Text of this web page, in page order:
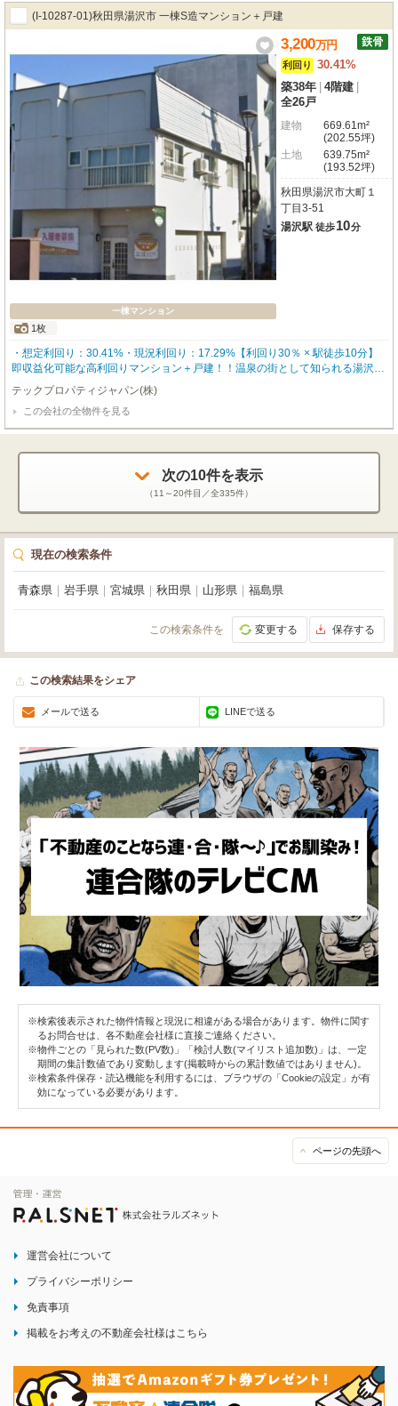
分のため、長距離移動もスムーズです！また、郡山東ＩＣへも車で１５分のた
め、車利用の方も安心です◎JR磐越西線と新幹線の2沿線利用可能。周辺は生
活利便施設が点在し、郡山市中心部へのアクセスも良好。富久山町は住宅地と
しての需要も根強く、賃貸需要の取り込みが期待できる立地です。
(I-10287-01)秋田県湯沢市 一棟S造マンション＋戸建
一棟マンション
1枚
3,200万円
利回り
30.41%
築38年 4階建
全26戸
建物
669.61m²
(202.55坪)
土地
639.75m²
(193.52坪)
秋田県湯沢市大町１
丁目3-51
湯沢駅 徒歩10分
・想定利回り：30.41%・現況利回り：17.29%【利回り30％ × 駅徒歩10分】
即収益化可能な高利回りマンション＋戸建！！温泉の街として知られる湯沢市
中心部に位置する物件のご紹介です！「湯沢」駅徒歩１０分という利便性に加
え、スーパー・コンビニ・飲食店・医療機関が徒歩１０分圏内に集約された、
生活インフラの整った立地です！本物件の最大の魅力は、表面利回り30.41％
というインパクトのある収益性。さらにすでに賃貸中のため、現況利回り17.2
テックプロパティジャパン(株)
この会社の全物件を見る
次の10件を表示
（11～20件目／全335件）
現在の検索条件
青森県 岩手県 宮城県 秋田県 山形県 福島県
この検索条件を 変更する 保存する
この検索結果をシェア
メールで送る LINEで送る
※検索後表示された物件情報と現況に相違がある場合があります。物件に関す
るお問合せは、各不動産会社様に直接ご連絡ください。
※物件ごとの「見られた数(PV数)」「検討人数(マイリスト追加数)」は、一定
期間の集計数値であり変動します(掲載時からの累計数値ではありません)。
※検索条件保存・読込機能を利用するには、ブラウザの「Cookieの設定」が有
効になっている必要があります。
ページの先頭へ
運営会社について
プライバシーポリシー
免責事項
掲載をお考えの不動産会社様はこちら